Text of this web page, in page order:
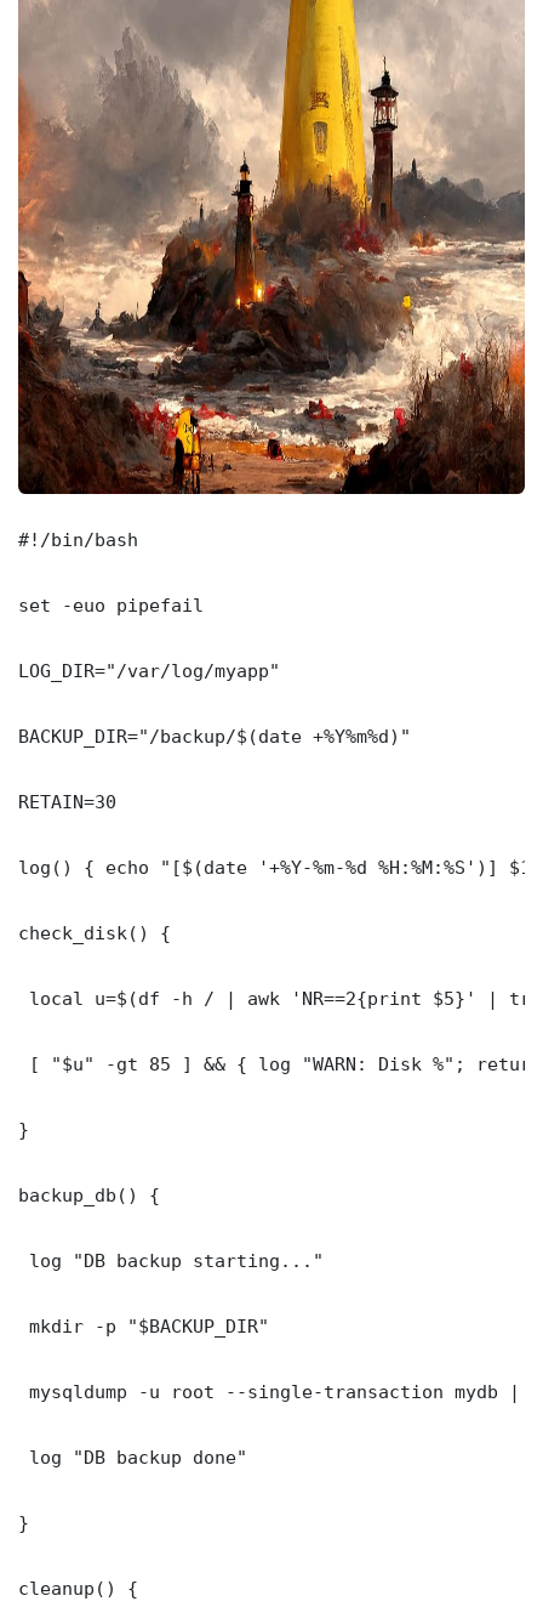
#!/bin/bash
set -euo pipefail
LOG_DIR="/var/log/myapp"
BACKUP_DIR="/backup/$(date +%Y%m%d)"
RETAIN=30
log() { echo "[$(date '+%Y-%m-%d %H:%M:%S')]
check_disk() {
local u=$(df -h / | awk 'NR==2{print $5}' | tr
[ "$u" -gt 85 ] && { log "WARN: Disk %";
}
backup_db() {
log "DB backup starting..."
mkdir -p "$BACKUP_DIR"
mysqldump -u root --single-transaction mydb |
log "DB backup done"
}
cleanup() {